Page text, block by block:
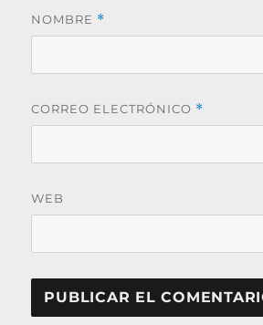
NOMBRE *
CORREO ELECTRÓNICO *
WEB